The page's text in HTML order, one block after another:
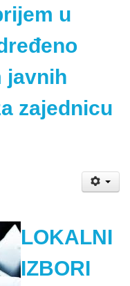
u
javnih
zajednicu
LOKALNI
IZBORI